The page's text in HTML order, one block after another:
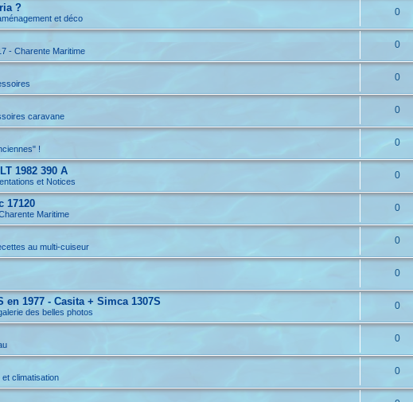
?
et déco
0
- Charente Maritime
0
0
caravane
0
!
0
1982 390 A
et Notices
0
17120
Maritime
0
au multi-cuiseur
0
0
1977 - Casita + Simca 1307S
des belles photos
0
0
et climatisation
0